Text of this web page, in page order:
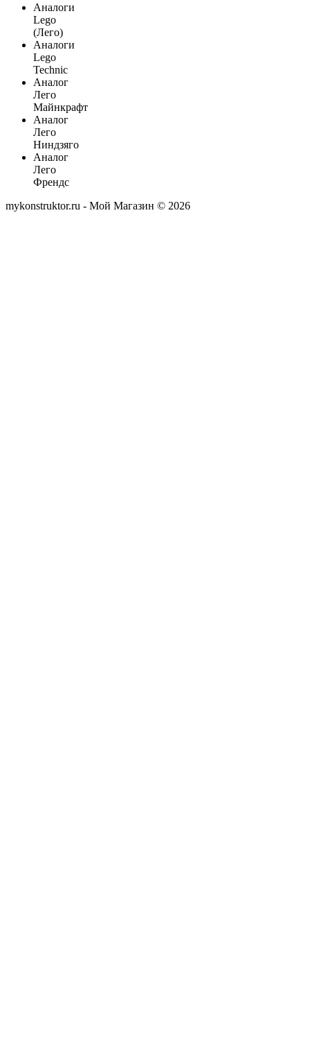
Аналоги
Lego
(Лего)
Аналоги
Lego
Technic
Аналог
Лего
Майнкрафт
Аналог
Лего
Ниндзяго
Аналог
Лего
Френдс
mykonstruktor.ru - Мой Магазин © 2026